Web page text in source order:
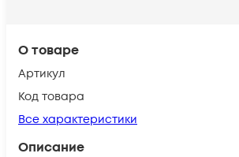
О товаре
Артикул
Код товара
Все характеристики
Описание